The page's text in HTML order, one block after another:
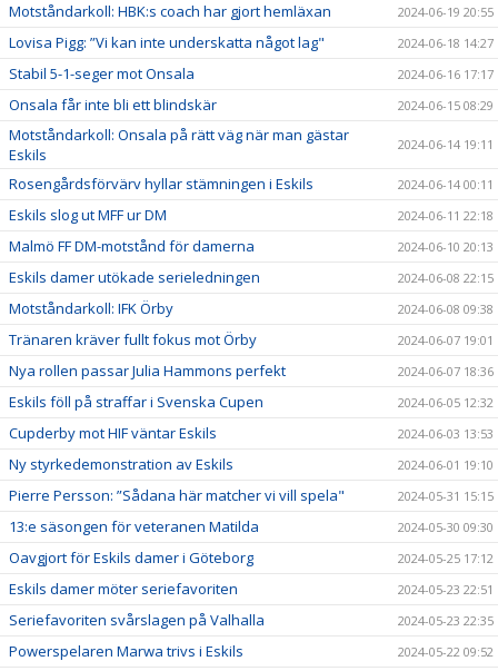
Motståndarkoll: HBK:s coach har gjort hemläxan 2024-06-19 20:55
Lovisa Pigg: ”Vi kan inte underskatta något lag" 2024-06-18 14:27
Stabil 5-1-seger mot Onsala 2024-06-16 17:17
Onsala får inte bli ett blindskär 2024-06-15 08:29
Motståndarkoll: Onsala på rätt väg när man gästar
Eskils
2024-06-14 19:11
Rosengårdsförvärv hyllar stämningen i Eskils 2024-06-14 00:11
Eskils slog ut MFF ur DM 2024-06-11 22:18
Malmö FF DM-motstånd för damerna 2024-06-10 20:13
Eskils damer utökade serieledningen 2024-06-08 22:15
Motståndarkoll: IFK Örby 2024-06-08 09:38
Tränaren kräver fullt fokus mot Örby 2024-06-07 19:01
Nya rollen passar Julia Hammons perfekt 2024-06-07 18:36
Eskils föll på straffar i Svenska Cupen 2024-06-05 12:32
Cupderby mot HIF väntar Eskils 2024-06-03 13:53
Ny styrkedemonstration av Eskils 2024-06-01 19:10
Pierre Persson: ”Sådana här matcher vi vill spela" 2024-05-31 15:15
13:e säsongen för veteranen Matilda 2024-05-30 09:30
Oavgjort för Eskils damer i Göteborg 2024-05-25 17:12
Eskils damer möter seriefavoriten 2024-05-23 22:51
Seriefavoriten svårslagen på Valhalla 2024-05-23 22:35
Powerspelaren Marwa trivs i Eskils 2024-05-22 09:52